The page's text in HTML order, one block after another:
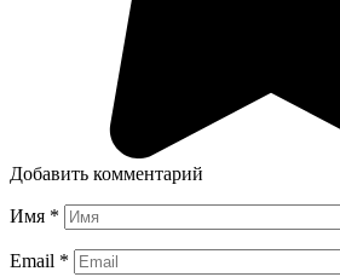
Добавить комментарий
Имя *
Email *